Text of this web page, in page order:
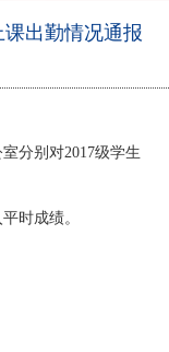
出勤情况通报
分别对2017级学生
时成绩。